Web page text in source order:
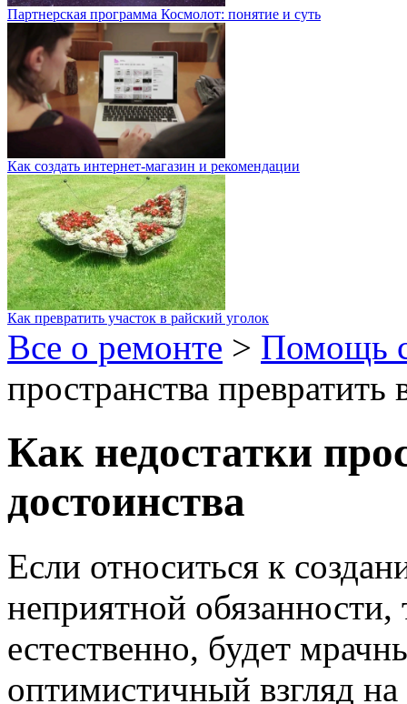
Партнерская программа Космолот: понятие и суть
Как создать интернет-магазин и рекомендации
Как превратить участок в райский уголок
Все о ремонте > Помощь
пространства превратить
Как недостатки
достоинства
Если относиться к
неприятной обязанности,
естественно, будет
оптимистичный взгляд